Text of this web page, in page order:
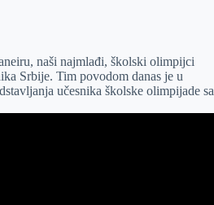
naši najmlađi, školski olimpijci
Srbije. Tim povodom danas je u
učesnika školske olimpijade sa